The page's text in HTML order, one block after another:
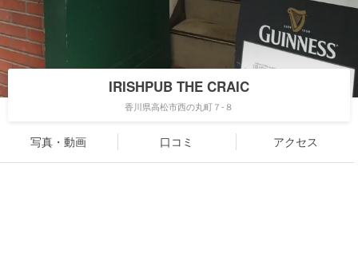
IRISHPUB THE CRAIC
香川県高松市西の丸町７-８
写真・動画 口コミ アクセス